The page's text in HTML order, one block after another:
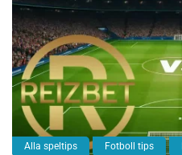
Alla speltips Fotboll tips